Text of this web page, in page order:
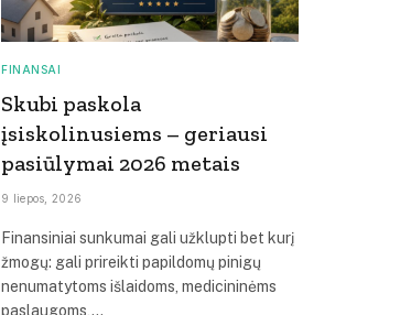
FINANSAI
Skubi paskola
įsiskolinusiems – geriausi
pasiūlymai 2026 metais
9 liepos, 2026
Finansiniai sunkumai gali užklupti bet kurį
žmogų: gali prireikti papildomų pinigų
nenumatytoms išlaidoms, medicininėms
paslaugoms,…